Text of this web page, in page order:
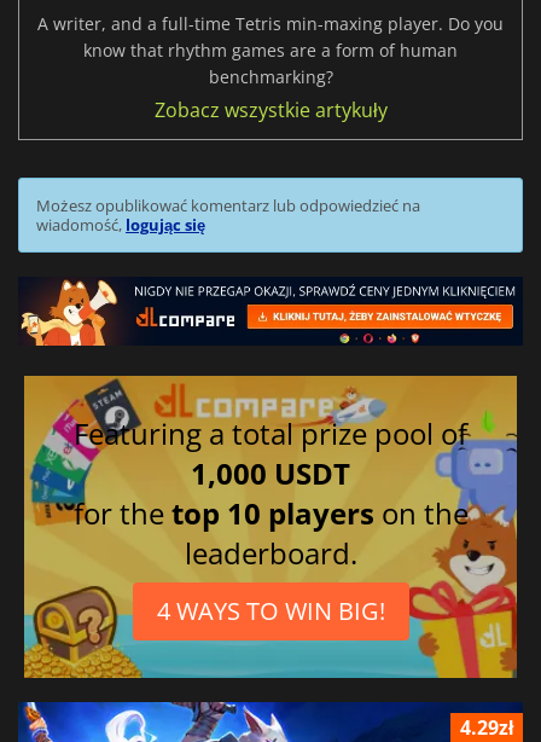
A writer, and a full-time Tetris min-maxing player. Do you
know that rhythm games are a form of human
benchmarking?
Zobacz wszystkie artykuły
Możesz opublikować komentarz lub odpowiedzieć na
wiadomość, logując się
Featuring a total prize pool of
1,000 USDT
for thetop 10 players on the
leaderboard.
4 WAYS TO WIN BIG!
4.29zł